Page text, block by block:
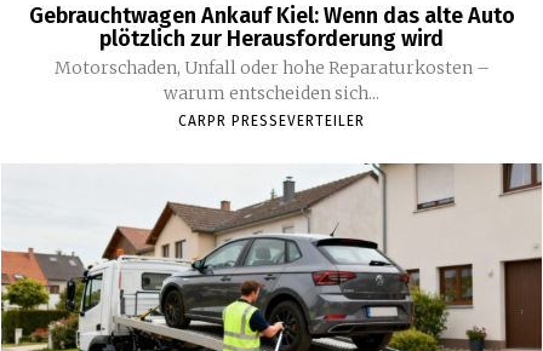
Gebrauchtwagen Ankauf Kiel: Wenn das alte Auto
plötzlich zur Herausforderung wird
Motorschaden, Unfall oder hohe Reparaturkosten –
warum entscheiden sich...
CARPR PRESSEVERTEILER